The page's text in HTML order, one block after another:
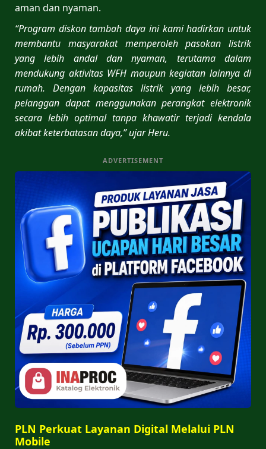
aman dan nyaman.
“Program diskon tambah daya ini kami hadirkan untuk
membantu masyarakat memperoleh pasokan listrik
yang lebih andal dan nyaman, terutama dalam
mendukung aktivitas WFH maupun kegiatan lainnya di
rumah. Dengan kapasitas listrik yang lebih besar,
pelanggan dapat menggunakan perangkat elektronik
secara lebih optimal tanpa khawatir terjadi kendala
akibat keterbatasan daya,” ujar Heru.
ADVERTISEMENT
PLN Perkuat Layanan Digital Melalui PLN
Mobile